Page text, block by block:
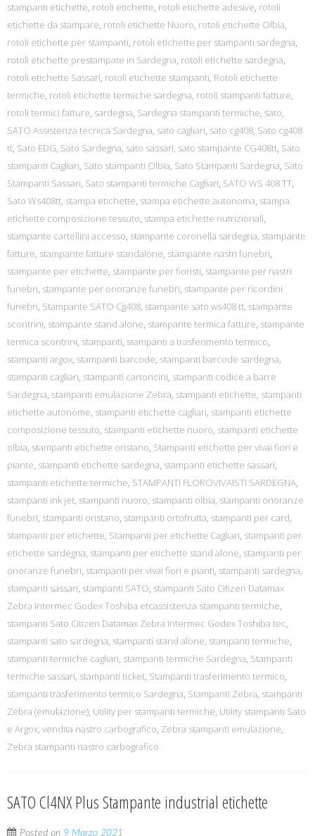
stampanti etichette, rotoli etichette, rotoli etichette adesive, rotoli
etichette da stampare, rotoli etichette Nuoro, rotoli etichette Olbia,
rotoli etichette per stampanti, rotoli etichette per stampanti sardegna,
rotoli etichette prestampate in Sardegna, rotoli etichette sardegna,
rotoli etichette Sassari, rotoli etichette stampanti, Rotoli etichette
termiche, rotoli etichette termiche sardegna, rotoli stampanti fatture,
rotoli termici fatture, sardegna, Sardegna stampanti termiche, sato,
SATO Assistenza tecnica Sardegna, sato cagliari, sato cg408, Sato cg408
tt, Sato EDG, Sato Sardegna, sato sassari, sato stampante CG408tt, Sato
stampanti Cagliari, Sato stampanti Olbia, Sato Stampanti Sardegna, Sato
Stampanti Sassari, Sato stampanti termiche Cagliari, SATO WS 408 TT,
Sato Ws408tt, stampa etichette, stampa etichette autonoma, stampa
etichette composizione tessuto, stampa etichette nutrizionali,
stampante cartellini accesso, stampante coronella sardegna, stampante
fatture, stampante fatture standalone, stampante nastri funebri,
stampante per etichette, stampante per fioristi, stampante per nastri
funebri, stampante per onoranze funebri, stampante per ricordini
funebri, Stampante SATO Cg408, stampante sato ws408 tt, stampante
scontrini, stampante stand alone, stampante termica fatture, stampante
termica scontrini, stampanti, stampanti a trasferimento termico,
stampanti argox, stampanti barcode, stampanti barcode sardegna,
stampanti cagliari, stampanti cartoncini, stampanti codice a barre
Sardegna, stampanti emulazione Zebra, stampanti etichette, stampanti
etichette autonome, stampanti etichette cagliari, stampanti etichette
composizione tessuto, stampanti etichette nuoro, stampanti etichette
olbia, stampanti etichette oristano, Stampanti etichette per vivai fiori e
piante, stampanti etichette sardegna, stampanti etichette sassari,
stampanti etichette termiche, STAMPANTI FLOROVIVAISTI SARDEGNA,
stampanti ink jet, stampanti nuoro, stampanti olbia, stampanti onoranze
funebri, stampanti oristano, stampanti ortofrutta, stampanti per card,
stampanti per etichette, Stampanti per etichette Cagliari, stampanti per
etichette sardegna, stampanti per etichette stand alone, stampanti per
onoranze funebri, stampanti per vivai fiori e pianti, stampanti sardegna,
stampanti sassari, stampanti SATO, stampanti Sato Citizen Datamax
Zebra Intermec Godex Toshiba etcassistenza stampanti termiche,
stampanti Sato Citizen Datamax Zebra Intermec Godex Toshiba tec,
stampanti sato sardegna, stampanti stand alone, stampanti termiche,
stampanti termiche cagliari, stampanti termiche Sardegna, Stampanti
termiche sassari, stampanti ticket, Stampanti trasferimento termico,
stampanti trasferimento termico Sardegna, Stampanti Zebra, stampanti
Zebra (emulazione), Utility per stampanti termiche, Utility stampanti Sato
e Argox, vendita nastro carbografico, Zebra stampanti emulazione,
Zebra stampanti nastro carbografico
SATO Cl4NX Plus Stampante industrial etichette
Posted on 9 Marzo 2021